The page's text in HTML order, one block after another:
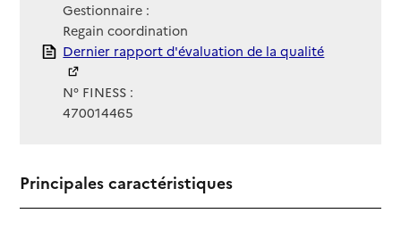
Gestionnaire :
Regain coordination
Rapport HAS
Dernier rapport d'évaluation de la qualité
N° FINESS :
470014465
Principales caractéristiques